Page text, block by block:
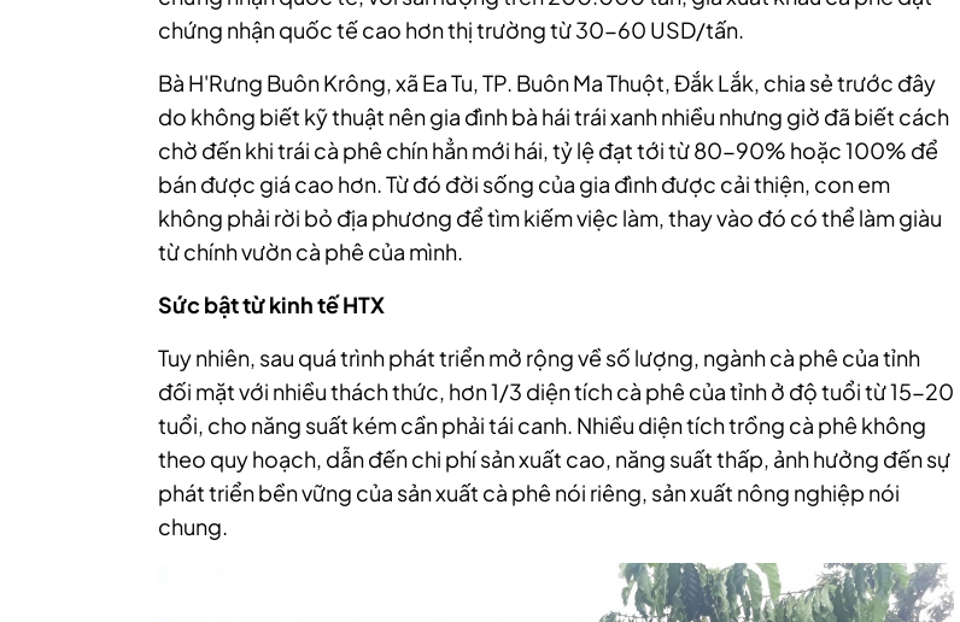
chứng nhận quốc tế cao hơn thị trường từ 30-60 USD/tấn.
Bà H'Rưng Buôn Krông, xã Ea Tu, TP. Buôn Ma Thuột, Đắk Lắk, chia sẻ trước đây
do không biết kỹ thuật nên gia đình bà hái trái xanh nhiều nhưng giờ đã biết cách
chờ đến khi trái cà phê chín hẳn mới hái, tỷ lệ đạt tới từ 80-90% hoặc 100% để
bán được giá cao hơn. Từ đó đời sống của gia đình được cải thiện, con em
không phải rời bỏ địa phương để tìm kiếm việc làm, thay vào đó có thể làm giàu
từ chính vườn cà phê của mình.
Sức bật từ kinh tế HTX
Tuy nhiên, sau quá trình phát triển mở rộng về số lượng, ngành cà phê của tỉnh
đối mặt với nhiều thách thức, hơn 1/3 diện tích cà phê của tỉnh ở độ tuổi từ 15-20
tuổi, cho năng suất kém cần phải tái canh. Nhiều diện tích trồng cà phê không
theo quy hoạch, dẫn đến chi phí sản xuất cao, năng suất thấp, ảnh hưởng đến sự
phát triển bền vững của sản xuất cà phê nói riêng, sản xuất nông nghiệp nói
chung.